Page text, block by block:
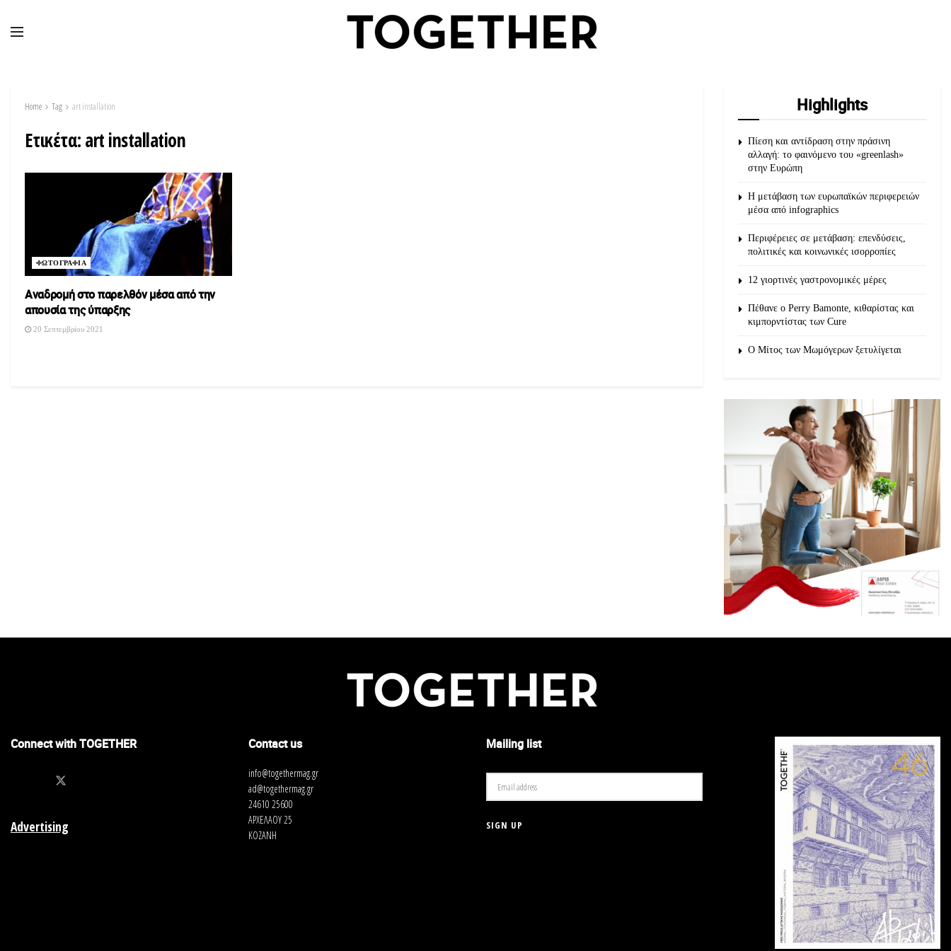
Home Tag art installation
Ετικέτα:art installation
ΦΩΤΟΓΡΑΦΙΑ
Αναδρομή στο παρελθόν μέσα από την
απουσία της ύπαρξης
20 Σεπτεμβρίου 2021
Highlights
Πίεση και αντίδραση στην πράσινη
αλλαγή: το φαινόμενο του «greenlash»
στην Ευρώπη
Η μετάβαση των ευρωπαϊκών περιφερειών
μέσα από infographics
Περιφέρειες σε μετάβαση: επενδύσεις,
πολιτικές και κοινωνικές ισορροπίες
12 γιορτινές γαστρονομικές μέρες
Πέθανε ο Perry Bamonte, κιθαρίστας και
κιμπορντίστας των Cure
O Μίτος των Μωμόγερων ξετυλίγεται
Connect with TOGETHER
Advertising
Contact us
info@togethermag.gr
ad@togethermag.gr
24610 25600
ΑΡΧΕΛΑΟΥ 25
ΚΟΖΑΝΗ
Mailing list